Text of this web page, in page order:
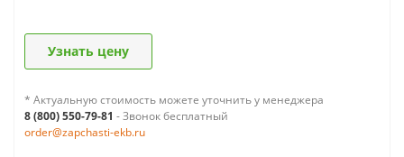
Узнать цену
* Актуальную стоимость можете уточнить у менеджера
8 (800) 550-79-81 - Звонок бесплатный
order@zapchasti-ekb.ru